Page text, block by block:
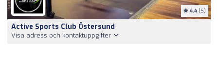
4.4 (5)
Active Sports Club Östersund
Visa adress och kontaktuppgifter